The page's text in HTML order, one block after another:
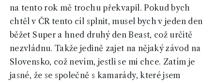
na tento rok mě trochu překvapil. Pokud bych
chtěl v ČR tento cíl splnit, musel bych v jeden den
běžet Super a hned druhý den Beast, což určitě
nezvládnu. Takže jedině zajet na nějaký závod na
Slovensko, což nevím, jestli se mi chce. Zatím je
jasné, že se společně s kamarády, které jsem